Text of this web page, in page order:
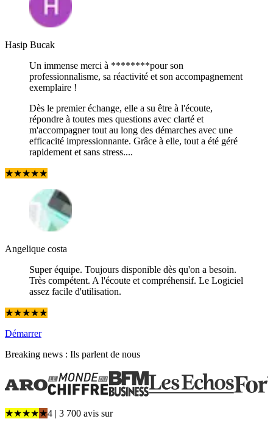
Hasip Bucak
Un immense merci à ********pour son
professionnalisme, sa réactivité et son accompagnement
exemplaire !
Dès le premier échange, elle a su être à l'écoute,
répondre à toutes mes questions avec clarté et
m'accompagner tout au long des démarches avec une
efficacité impressionnante. Grâce à elle, tout a été géré
rapidement et sans stress....
★★★★★
Angelique costa
Super équipe. Toujours disponible dès qu'on a besoin.
Très compétent. A l'écoute et compréhensif. Le Logiciel
assez facile d'utilisation.
★★★★★
Démarrer
Breaking news : Ils parlent de nous
★★★★★4 | 3 700 avis sur